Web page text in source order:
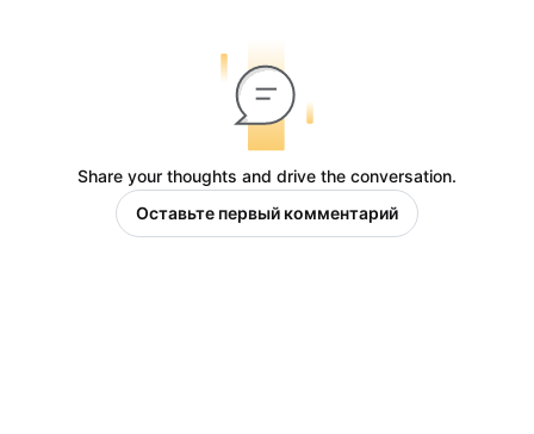
Share your thoughts and drive the conversation.
Оставьте первый комментарий